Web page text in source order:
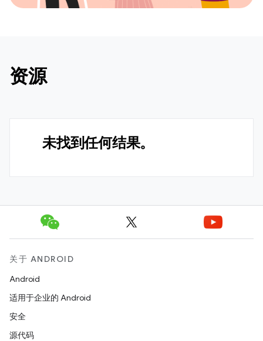
资源
未找到任何结果。
关于 ANDROID
Android
适用于企业的 Android
安全
源代码